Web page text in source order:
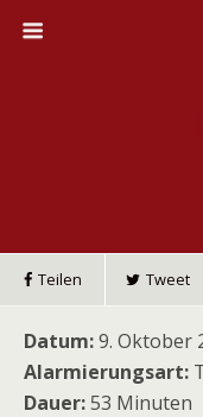
Teilen Tweet
Datum:9. Oktober
Alarmierungsart:
Dauer:53 Minuten